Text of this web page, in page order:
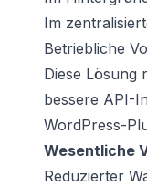
Im
Betriebliche
Diese Lösung
bessere API-
WordPress-
Wesentliche
Reduzierter